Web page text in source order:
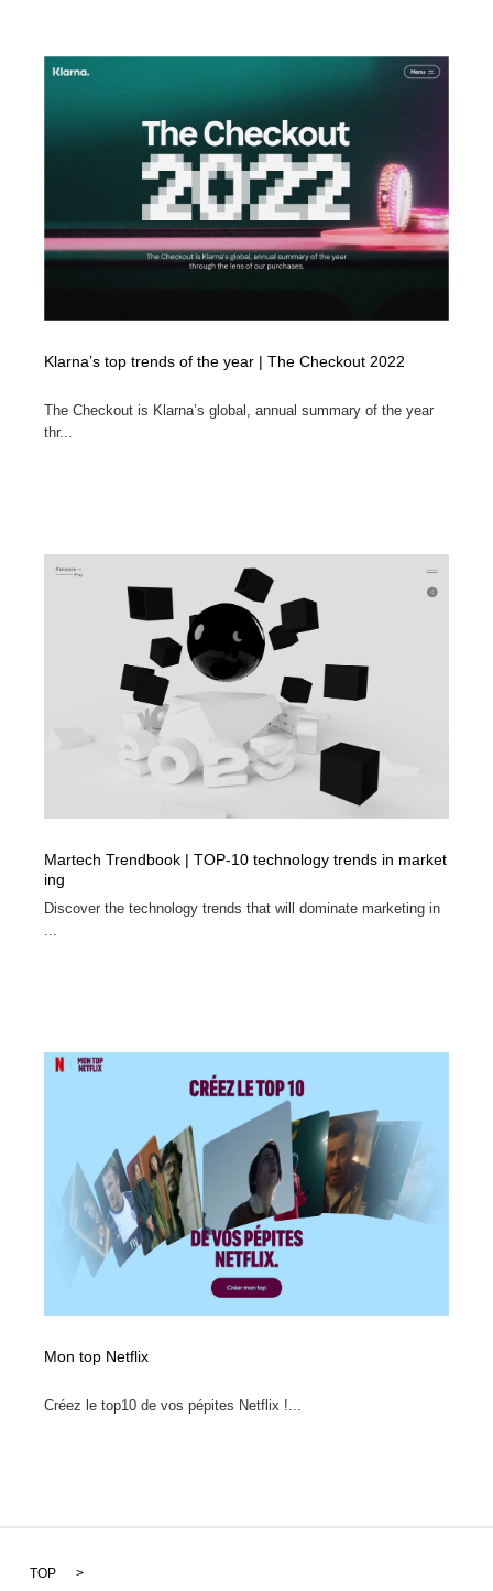
Klarna’s top trends of the year | The Checkout 2022
The Checkout is Klarna’s global, annual summary of the year
thr...
Martech Trendbook | TOP-10 technology trends in market
ing
Discover the technology trends that will dominate marketing in
...
Mon top Netflix
Créez le top10 de vos pépites Netflix !...
TOP >